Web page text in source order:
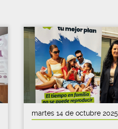
martes 14 de octubre 2025